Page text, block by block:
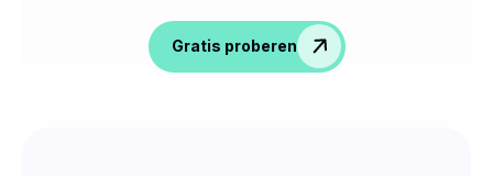
Gratis proberen